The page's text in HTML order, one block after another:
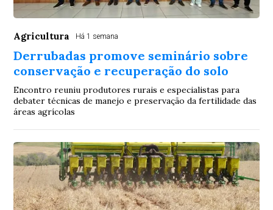
Agricultura Há 1 semana
Derrubadas promove seminário sobre
conservação e recuperação do solo
Encontro reuniu produtores rurais e especialistas para
debater técnicas de manejo e preservação da fertilidade das
áreas agrícolas